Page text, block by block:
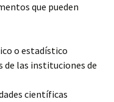
que pueden
o estadístico
las instituciones de
científicas